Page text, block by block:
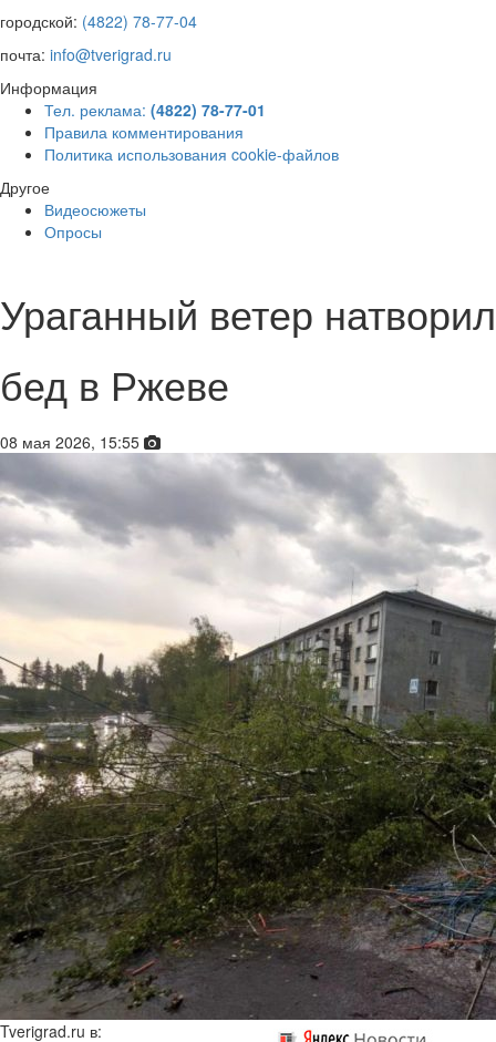
городской: (4822) 78-77-04
почта: info@tverigrad.ru
Информация
Тел. реклама: (4822) 78-77-01
Правила комментирования
Политика использования cookie-файлов
Другое
Видеосюжеты
Опросы
Ураганный ветер натворил
бед в Ржеве
08 мая 2026, 15:55
Tverigrad.ru в: